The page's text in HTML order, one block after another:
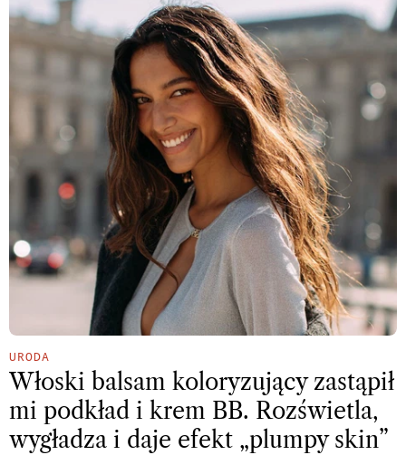
URODA
Włoski balsam koloryzujący zastąpił
mi podkład i krem BB. Rozświetla,
wygładza i daje efekt „plumpy skin”